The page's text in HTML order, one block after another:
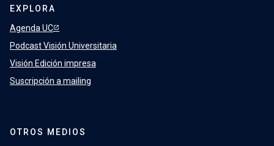
EXPLORA
Agenda UC
Podcast Visión Universitaria
Visión Edición impresa
Suscripción a mailing
OTROS MEDIOS